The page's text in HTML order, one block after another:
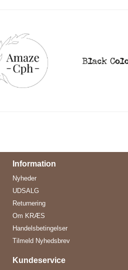
Information
Nyheder
UDSALG
Returnering
Om KRÆS
Handelsbetingelser
Tilmeld Nyhedsbrev
Kundeservice